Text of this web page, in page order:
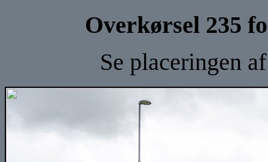
Overkørsel 235
Se placeringen